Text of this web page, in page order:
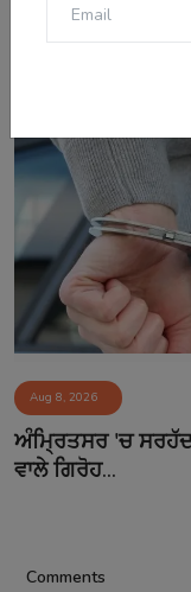
ਅਕਾਲ ਤਖ਼ਤ ਵੱਲੋਂ
Aug 8, 2026
ਅੰਮ੍ਰਿਤਸਰ 'ਚ
ਵਾਲੇ ਗਿਰੋਹ...
Comments